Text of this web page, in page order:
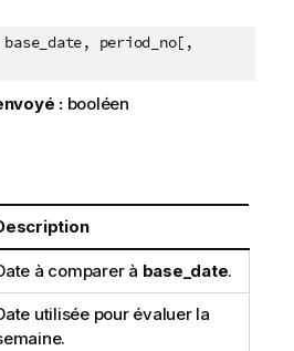
base_date, period_no[,
:booléen
à comparer à base_date.
utilisée pour évaluer la